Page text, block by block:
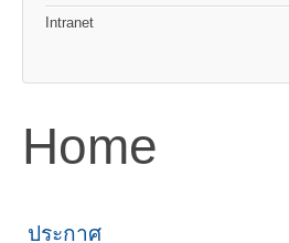
Intranet
Home
ประกาศ